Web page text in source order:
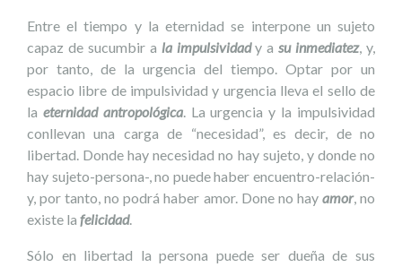
Entre el tiempo y la eternidad se interpone un sujeto
capaz de sucumbir a la impulsividady asu inmediatez, y,
por tanto, de la urgencia del tiempo. Optar por un
espacio libre de impulsividad y urgencia lleva el sello de
la eternidad antropológica. La urgencia y la impulsividad
conllevan una carga de “necesidad”, es decir, de no
libertad. Donde hay necesidad no hay sujeto, y donde no
hay sujeto-persona-, no puede haber encuentro-relación-
y, por tanto, no podrá haber amor. Done no hay amor, no
existe la felicidad.
Sólo en libertad la persona puede ser dueña de sus